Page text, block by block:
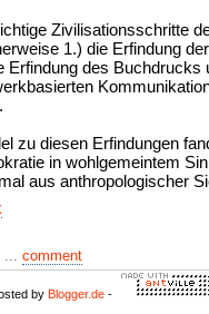
Zivilisationsschritte
1.) die Erfindung
Erfindung des Buchdrucks
zu diesen Erfindungen
in wohlgemeintem
aus anthropologischer
... comment
by Blogger.de -